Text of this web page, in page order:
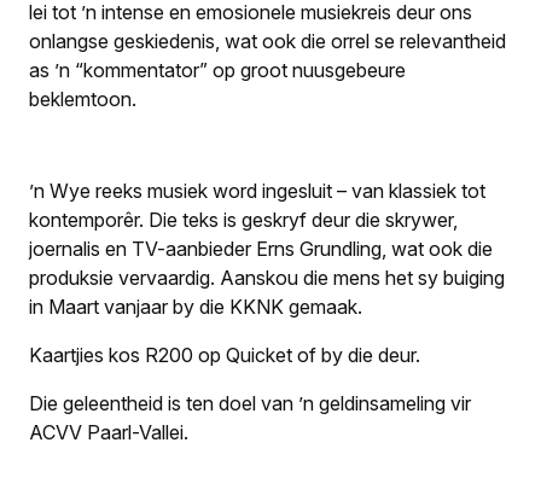
lei tot ’n intense en emosionele musiekreis deur ons
onlangse geskiedenis, wat ook die orrel se relevantheid
as ’n “kommentator” op groot nuusgebeure
beklemtoon.
’n Wye reeks musiek word ingesluit – van klassiek tot
kontemporêr. Die teks is geskryf deur die skrywer,
joernalis en TV-aanbieder Erns Grundling, wat ook die
produksie vervaardig. Aanskou die mens het sy buiging
in Maart vanjaar by die KKNK gemaak.
Kaartjies kos R200 op Quicket of by die deur.
Die geleentheid is ten doel van ’n geldinsameling vir
ACVV Paarl-Vallei.